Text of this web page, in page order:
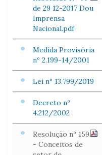
de 29 12-2017 Dou
Imprensa
Nacional.pdf
Medida Provisória
nº 2.199-14/2001
Lei nº 13.799/2019
Decreto nº
4.212/2002
Resolução nº 159
- Conceitos de